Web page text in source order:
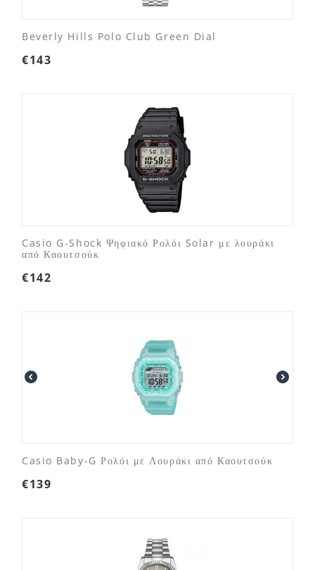
Beverly Hills Polo Club Green Dial
€143
Casio G-Shock Ψηφιακό Ρολόι Solar με λουράκι
από Καουτσούκ
€142
Casio Baby-G Ρολόι με Λουράκι από Καουτσούκ
€139